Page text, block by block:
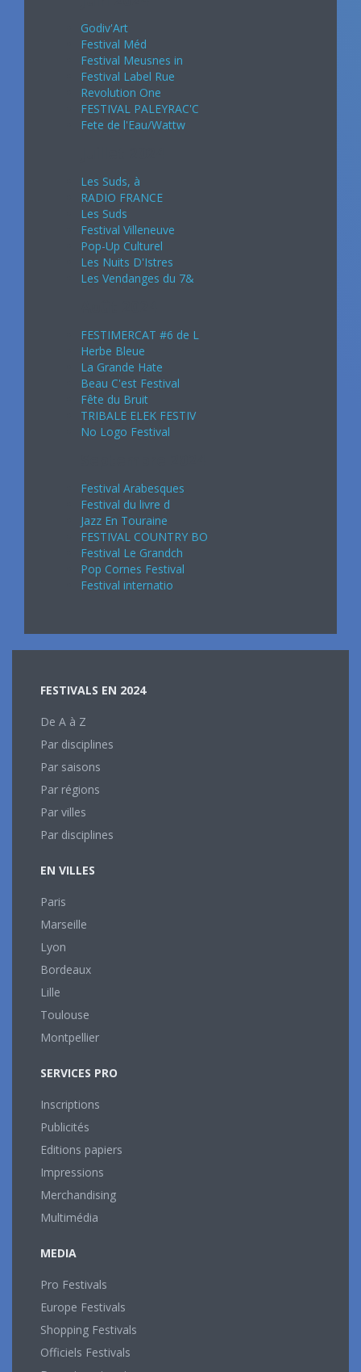
Godiv'Art
Festival Méd
Festival Meusnes in
Festival Label Rue
Revolution One
FESTIVAL PALEYRAC'C
Fete de l'Eau/Wattw
Les Suds, à
RADIO FRANCE
Les Suds
Festival Villeneuve
Pop-Up Culturel
Les Nuits D'Istres
Les Vendanges du 7&
FESTIMERCAT #6 de L
Herbe Bleue
La Grande Hate
Beau C'est Festival
Fête du Bruit
TRIBALE ELEK FESTIV
No Logo Festival
Festival Arabesques
Festival du livre d
Jazz En Touraine
FESTIVAL COUNTRY BO
Festival Le Grandch
Pop Cornes Festival
Festival internatio
FESTIVALS EN 2024
De A à Z
Par disciplines
Par saisons
Par régions
Par villes
Par disciplines
EN VILLES
Paris
Marseille
Lyon
Bordeaux
Lille
Toulouse
Montpellier
SERVICES PRO
Inscriptions
Publicités
Editions papiers
Impressions
Merchandising
Multimédia
MEDIA
Pro Festivals
Europe Festivals
Shopping Festivals
Officiels Festivals